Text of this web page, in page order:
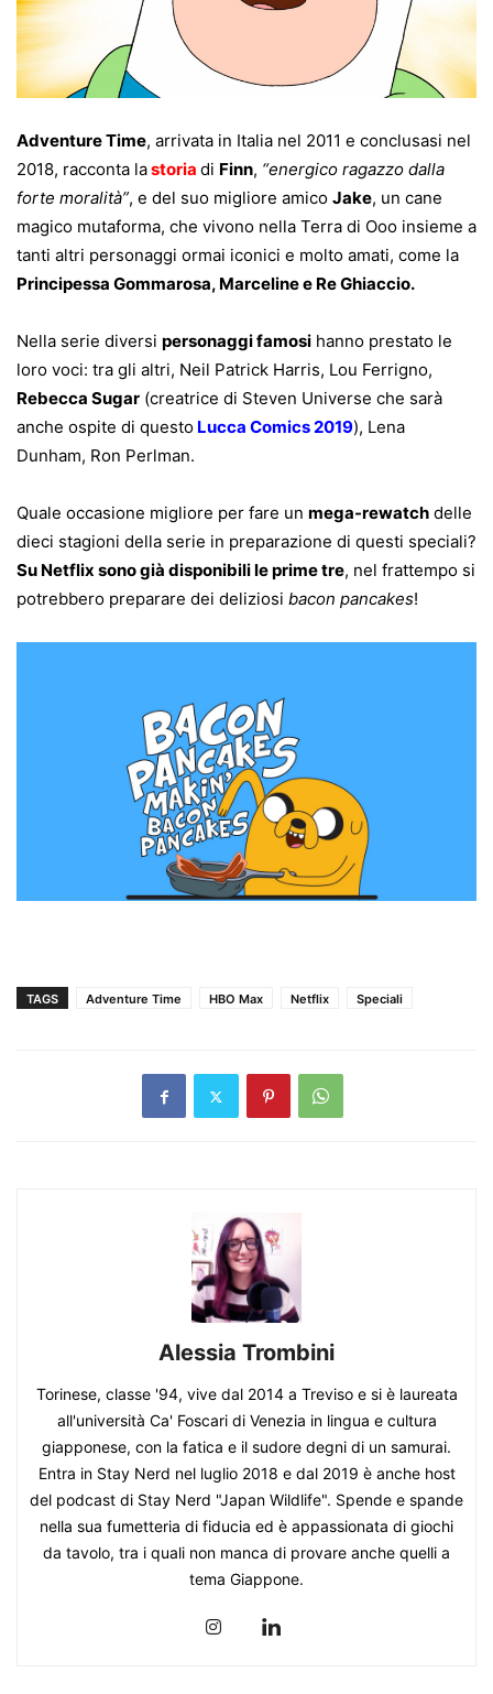
Adventure Time, arrivata in Italia nel 2011 e conclusasi nel
2018, racconta lastoria di Finn, “energico ragazzo dalla
forte moralità”, e del suo migliore amico Jake, un cane
magico mutaforma, che vivono nella Terra di Ooo insieme a
tanti altri personaggi ormai iconici e molto amati, come la
Principessa Gommarosa, Marceline e Re Ghiaccio.
Nella serie diversi personaggi famosi hanno prestato le
loro voci: tra gli altri, Neil Patrick Harris, Lou Ferrigno,
Rebecca Sugar (creatrice di Steven Universe che sarà
anche ospite di questo Lucca Comics 2019), Lena
Dunham, Ron Perlman.
Quale occasione migliore per fare un mega-rewatch delle
dieci stagioni della serie in preparazione di questi speciali?
Su Netflix sono già disponibili le prime tre, nel frattempo si
potrebbero preparare dei deliziosi bacon pancakes!
TAGS Adventure Time HBO Max Netflix Speciali
Alessia Trombini
Torinese, classe '94, vive dal 2014 a Treviso e si è laureata
all'università Ca' Foscari di Venezia in lingua e cultura
giapponese, con la fatica e il sudore degni di un samurai.
Entra in Stay Nerd nel luglio 2018 e dal 2019 è anche host
del podcast di Stay Nerd "Japan Wildlife". Spende e spande
nella sua fumetteria di fiducia ed è appassionata di giochi
da tavolo, tra i quali non manca di provare anche quelli a
tema Giappone.